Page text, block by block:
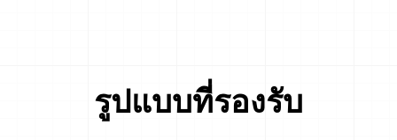
รูปแบบที่รองรับ